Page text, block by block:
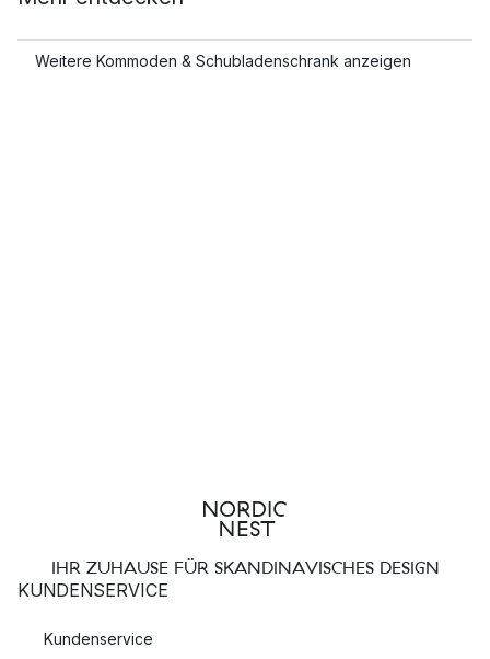
Weitere Kommoden & Schubladenschrank anzeigen
IHR ZUHAUSE FÜR SKANDINAVISCHES DESIGN
KUNDENSERVICE
Kundenservice